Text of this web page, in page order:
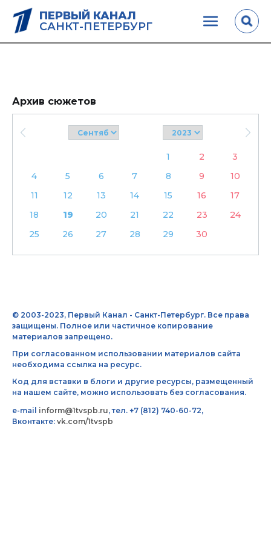
ПЕРВЫЙ КАНАЛ
САНКТ-ПЕТЕРБУРГ
Архив сюжетов
1 2
3
4
5 6 7 8 9
10
11
12 13 14 15 16
17
18
19 20 21 22 23
24
25
26 27 28 29 30
© 2003-2023, Первый Канал - Санкт-Петербург. Все права
защищены. Полное или частичное копирование
материалов запрещено.
При согласованном использовании материалов сайта
необходима ссылка на ресурс.
Код для вставки в блоги и другие ресурсы, размещенный
на нашем сайте, можно использовать без согласования.
e-mail inform@1tvspb.ru, тел. +7 (812) 740-60-72,
Вконтакте: vk.com/1tvspb